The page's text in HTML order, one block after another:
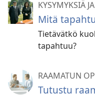
KYSYMYKSIÄ
Mitä
Tietävätkö
tapahtuu?
RAAMATUN
Tutustu